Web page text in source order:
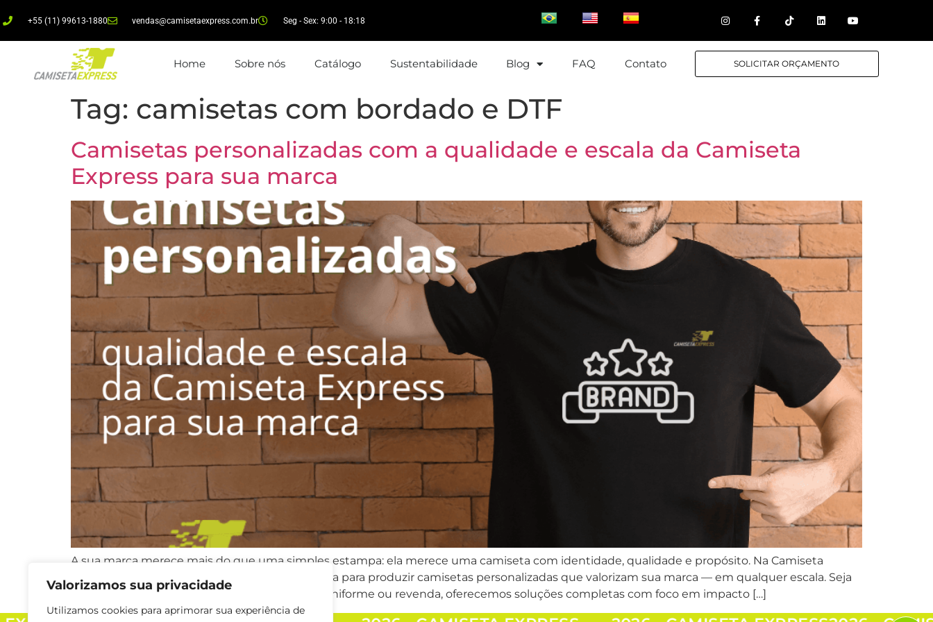
Valorizamos sua privacidade
Utilizamos cookies para aprimorar sua experiência de
+55 (11) 99613-1880 vendas@camisetaexpress.com.br Seg - Sex: 9:00 - 18:18
Home Sobre nós Catálogo Sustentabilidade Blog FAQ Contato SOLICITAR ORÇAMENTO
Tag: camisetas com bordado e DTF
Camisetas personalizadas com a qualidade e escala da Camiseta
Express para sua marca
A sua marca merece mais do que uma simples estampa: ela merece uma camiseta com identidade, qualidade e propósito. Na Camiseta
Express, unimos criatividade, técnica e estrutura para produzir camisetas personalizadas que valorizam sua marca — em qualquer escala. Seja
para equipe, campanha promocional, evento, uniforme ou revenda, oferecemos soluções completas com foco em impacto […]